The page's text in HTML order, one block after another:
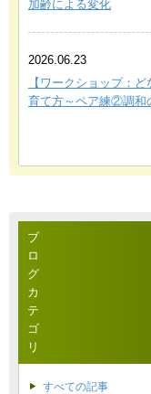
加齢による変化
2026.06.23
【ワークショップ：
育て方～ペア練②調和
ブ
ロ
グ
カ
テ
ゴ
リ
すべての記事